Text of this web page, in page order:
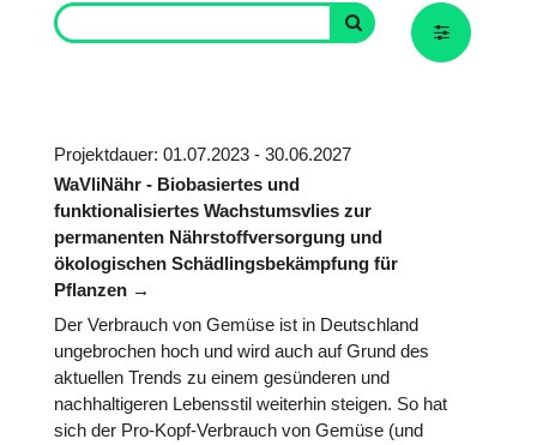
Projektdauer: 01.07.2023 - 30.06.2027
WaVliNähr - Biobasiertes und
funktionalisiertes Wachstumsvlies zur
permanenten Nährstoffversorgung und
ökologischen Schädlingsbekämpfung für
Pflanzen
Der Verbrauch von Gemüse ist in Deutschland
ungebrochen hoch und wird auch auf Grund des
aktuellen Trends zu einem gesünderen und
nachhaltigeren Lebensstil weiterhin steigen. So hat
sich der Pro-Kopf-Verbrauch von Gemüse (und